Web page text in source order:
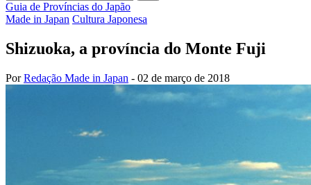
Guia de Províncias do Japão
Made in Japan Cultura Japonesa
Shizuoka, a província do Monte Fuji
PorRedação Made in Japan - 02 de março de 2018